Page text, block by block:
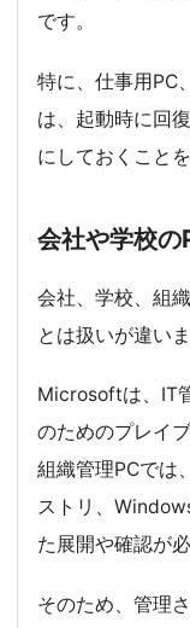
です。
特に、仕事用PC
は、起動時に回
にしておくこと
会社や学校
会社、学校、組
とは扱いが違いま
Microsoftは、IT
のためのプレイ
組織管理PCでは
ストリ、
た展開や確認が
そのため、管理